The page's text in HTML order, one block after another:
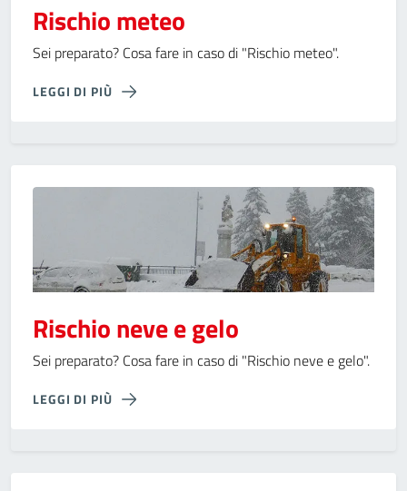
Rischio meteo
Sei preparato? Cosa fare in caso di "Rischio meteo".
LEGGI DI PIÙ
Rischio neve e gelo
Sei preparato? Cosa fare in caso di "Rischio neve e gelo".
LEGGI DI PIÙ